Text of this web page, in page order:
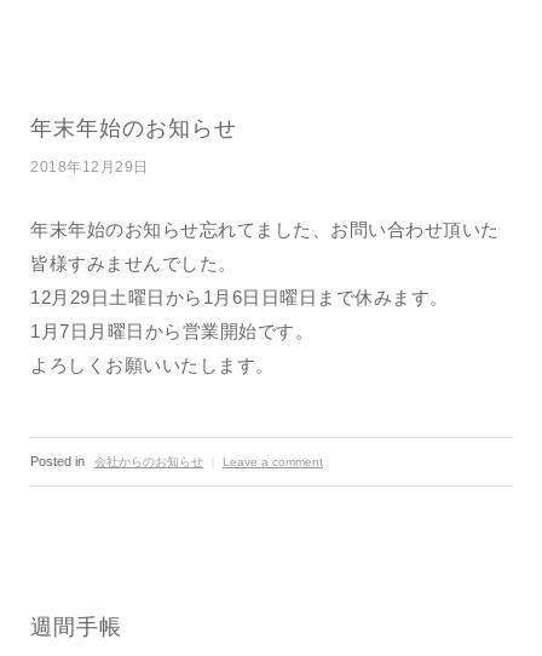
年末年始のお知らせ
2018年12月29日
年末年始のお知らせ忘れてました、お問い合わせ頂いた
皆様すみませんでした。
12月29日土曜日から1月6日日曜日まで休みます。
1月7日月曜日から営業開始です。
よろしくお願いいたします。
Posted in 会社からのお知らせ Leave a comment
週間手帳